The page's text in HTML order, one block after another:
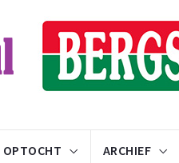
OPTOCHT ARCHIEF